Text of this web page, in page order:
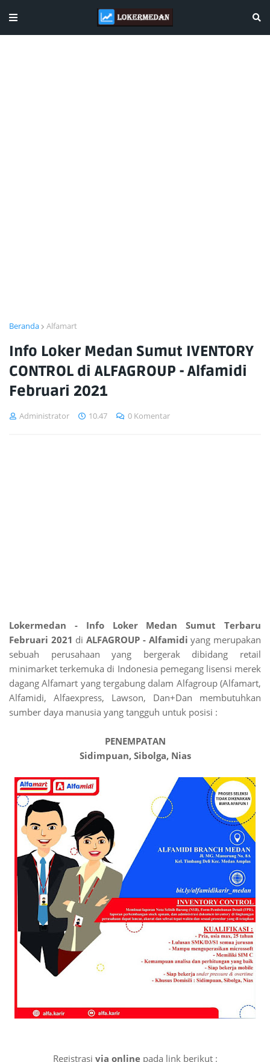
Beranda Alfamart
Info Loker Medan Sumut IVENTORY
CONTROL di ALFAGROUP - Alfamidi
Februari 2021
Administrator 10.47 0 Komentar
Lokermedan - Info Loker Medan Sumut Terbaru
Februari 2021 diALFAGROUP - Alfamidi yang merupakan
sebuah perusahaan yang bergerak dibidang retail
minimarket terkemuka di Indonesia pemegang lisensi merek
dagang Alfamart yang tergabung dalam Alfagroup (Alfamart,
Alfamidi, Alfaexpress, Lawson, Dan+Dan membutuhkan
sumber daya manusia yang tangguh untuk posisi :
PENEMPATAN
Sidimpuan, Sibolga, Nias
Registrasi via onlinepada link berikut :